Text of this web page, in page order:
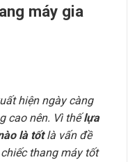
máy gia
hiện ngày càng
cao nên. Vì thếlựa
là tốt là vấn đề
thang máy tốt